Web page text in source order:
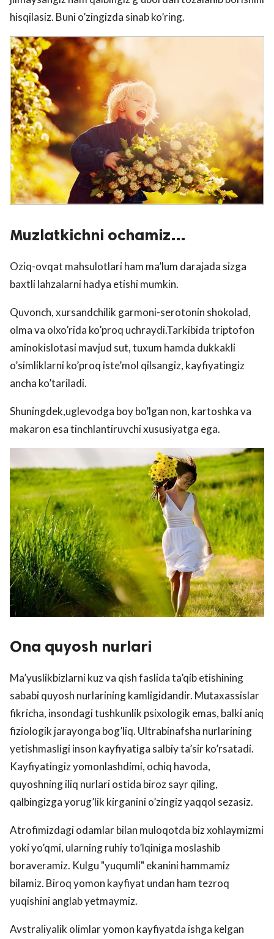
hisqilasiz. Buni o’zingizda sinab ko’ring.
Muzlatkichni ochamiz…
Oziq-ovqat mahsulotlari ham ma’lum darajada sizga
baxtli lahzalarni hadya etishi mumkin.
Quvonch, xursandchilik garmoni-serotonin shokolad,
olma va olxo’rida ko’proq uchraydi.Tarkibida triptofon
aminokislotasi mavjud sut, tuxum hamda dukkakli
o’simliklarni ko’proq iste’mol qilsangiz, kayfiyatingiz
ancha ko’tariladi.
Shuningdek,uglevodga boy bo’lgan non, kartoshka va
makaron esa tinchlantiruvchi xususiyatga ega.
Ona quyosh nurlari
Ma’yuslikbizlarni kuz va qish faslida ta’qib etishining
sababi quyosh nurlarining kamligidandir. Mutaxassislar
fikricha, insondagi tushkunlik psixologik emas, balki aniq
fiziologik jarayonga bog’liq. Ultrabinafsha nurlarining
yetishmasligi inson kayfiyatiga salbiy ta’sir ko’rsatadi.
Kayfiyatingiz yomonlashdimi, ochiq havoda,
quyoshning iliq nurlari ostida biroz sayr qiling,
qalbingizga yorug’lik kirganini o’zingiz yaqqol sezasiz.
Atrofimizdagi odamlar bilan muloqotda biz xohlaymizmi
yoki yo’qmi, ularning ruhiy to’lqiniga moslashib
boraveramiz. Kulgu "yuqumli" ekanini hammamiz
bilamiz. Biroq yomon kayfiyat undan ham tezroq
yuqishini anglab yetmaymiz.
Avstraliyalik olimlar yomon kayfiyatda ishga kelgan